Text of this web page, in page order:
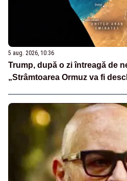
5 aug. 2026, 10:36
Trump, după o zi întreagă de
„Strâmtoarea Ormuz va fi